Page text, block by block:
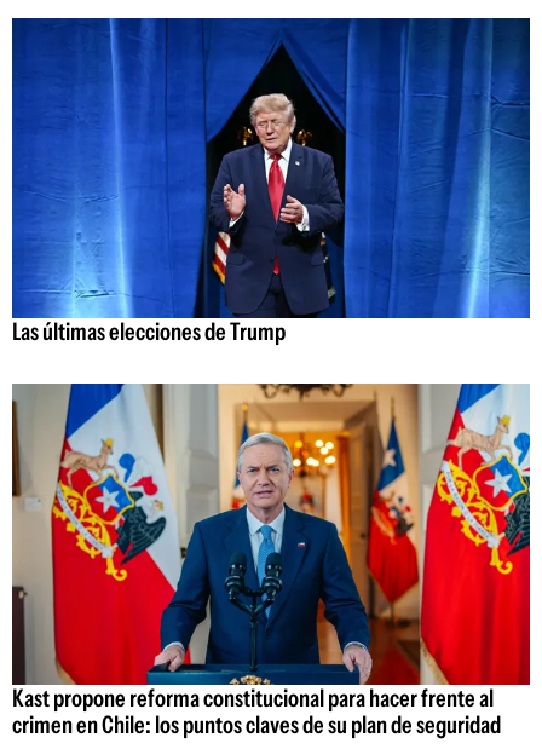
Las últimas elecciones de Trump
Kast propone reforma constitucional para hacer frente al
crimen en Chile: los puntos claves de su plan de seguridad